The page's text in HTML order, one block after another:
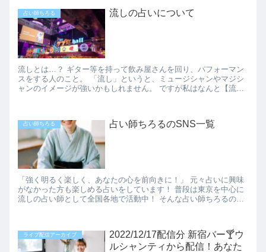
占い師ちろる 流しの占いについて
流しとは…？ ギター等を持って飲み屋さんを回り、パフォーマン
スをする人のこと。 「流し」というと、ミュージシャンやマジシ
ャンのイメージが強いかもしれません。 ですが私はなんと【流し
占い師ちろる 占い師ちろるのSNS一覧
「強く明るく楽しく、あなたの心を前向きに！」 元々占いに興味
がなかった方も楽しめる占いをしています！ 普段は東京を中心に
流しの占い師として全国各地で活動中！ そんな占い師ちろるの活
ライブ配信アーカイブ
2022/12/17配信分 新宿バー🍸️ウ
ルシャンティから配信！あなた